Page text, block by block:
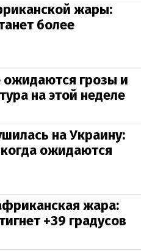
жары:
более
ожидаются грозы и
на этой неделе
на Украину:
ожидаются
жара:
+39 градусов